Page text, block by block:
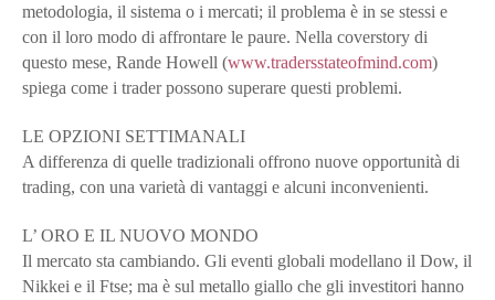
metodologia, il sistema o i mercati; il problema è in se stessi e
con il loro modo di affrontare le paure. Nella coverstory di
questo mese, Rande Howell (www.tradersstateofmind.com)
spiega come i trader possono superare questi problemi.
LE OPZIONI SETTIMANALI
A differenza di quelle tradizionali offrono nuove opportunità di
trading, con una varietà di vantaggi e alcuni inconvenienti.
L’ ORO E IL NUOVO MONDO
Il mercato sta cambiando. Gli eventi globali modellano il Dow, il
Nikkei e il Ftse; ma è sul metallo giallo che gli investitori hanno